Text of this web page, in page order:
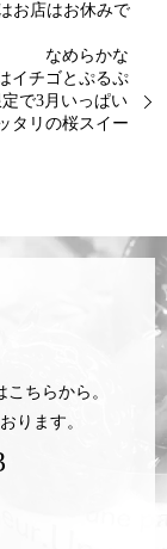
店はお休みで
なめらかな
イチゴとぷるぷ
3月いっぱい
の桜スイー
ちらから。
ります。